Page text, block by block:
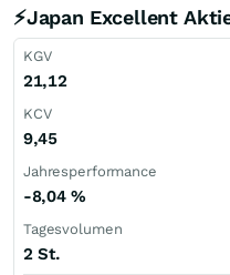
⚡Japan Excellent
KGV
21,12
KCV
9,45
Jahresperformance
-8,04%
Tagesvolumen
2 St.